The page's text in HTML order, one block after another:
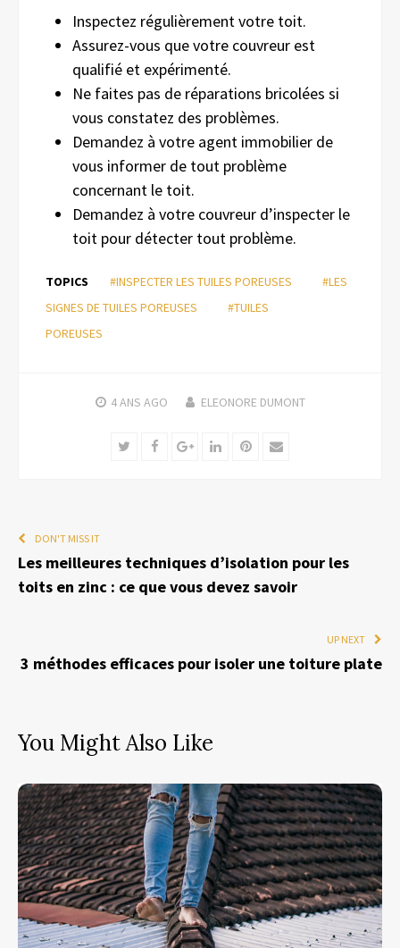
Inspectez régulièrement votre toit.
Assurez-vous que votre couvreur est
qualifié et expérimenté.
Ne faites pas de réparations bricolées si
vous constatez des problèmes.
Demandez à votre agent immobilier de
vous informer de tout problème
concernant le toit.
Demandez à votre couvreur d’inspecter le
toit pour détecter tout problème.
TOPICS #INSPECTER LES TUILES POREUSES
#LES
SIGNES DE TUILES POREUSES
#TUILES
POREUSES
4 ANS AGO ELEONORE DUMONT
TwitterFacebookGoogle+LinkedInPinterest
Email
DON'T MISS IT
Les meilleures techniques d’isolation pour les
toits en zinc : ce que vous devez savoir
UP NEXT
3 méthodes efficaces pour isoler une toiture plate
You Might Also Like